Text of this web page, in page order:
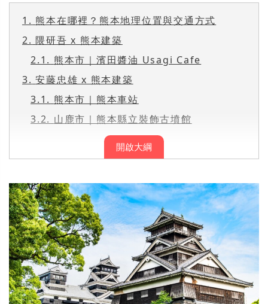
開啟大綱
1. 熊本在哪裡？熊本地理位置與交通方式
2. 隈研吾 x 熊本建築
2.1. 熊本市｜濱田醬油 Usagi Cafe
3. 安藤忠雄 x 熊本建築
3.1. 熊本市｜熊本車站
3.2. 山鹿市｜熊本縣立裝飾古墳館